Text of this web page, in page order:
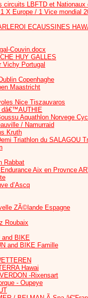
LBFTD et Nationaux
X Europe / 1 Vice mondial
ECAUSSINES
Couvin.docx
HUY GALLES
Vichy Portugal
Copenhaghe
Maastricht
Nice Tiszauvaros
dâ€™AUTHIE
Aquathlon Norvege
/ Namurraid
Kruth
Triathlon du SALAGOU
Rabbat
Aix en Provnce
d’Ascq
ZÃ©lande Espagne
Roubaix
and BIKE
and BIKE Famille
Hawai
-Rixensart
- Oupeye